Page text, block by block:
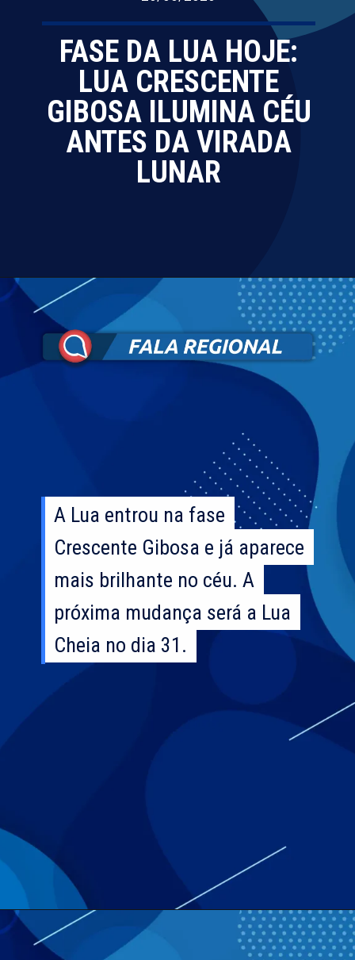
FASE DA LUA HOJE:
LUA CRESCENTE
GIBOSA ILUMINA CÉU
ANTES DA VIRADA
LUNAR
A Lua entrou na fase
Crescente Gibosa e já aparece
mais brilhante no céu. A
próxima mudança será a Lua
Cheia no dia 31.
A Lua entrou na fase
Crescente Gibosa e já aparece
mais brilhante no céu. A
próxima mudança será a Lua
Cheia no dia 31.